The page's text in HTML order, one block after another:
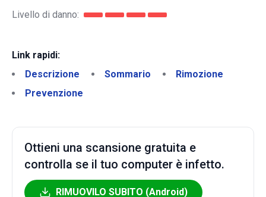
Livello di danno:
Link rapidi:
Descrizione
Sommario
Rimozione
Prevenzione
Ottieni una scansione gratuita e
controlla se il tuo computer è infetto.
RIMUOVILO SUBITO (Android)